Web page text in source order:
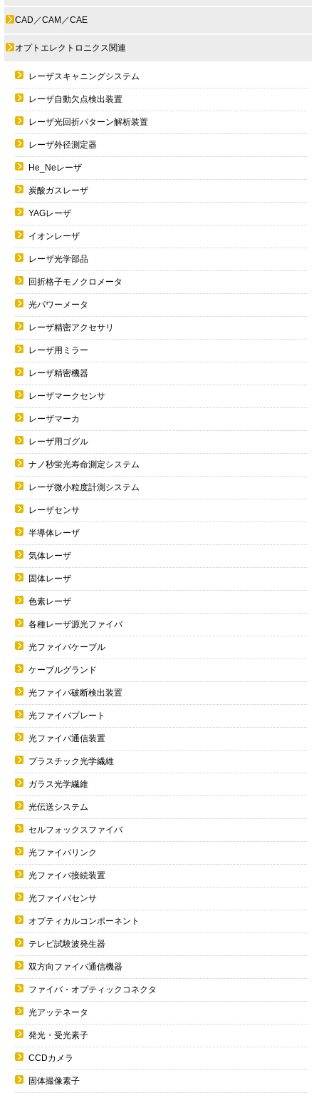
CAD／CAM／CAE
オプトエレクトロニクス関連
レーザスキャニングシステム
レーザ自動欠点検出装置
レーザ光回折パターン解析装置
レーザ外径測定器
He_Neレーザ
炭酸ガスレーザ
YAGレーザ
イオンレーザ
レーザ光学部品
回折格子モノクロメータ
光パワーメータ
レーザ精密アクセサリ
レーザ用ミラー
レーザ精密機器
レーザマークセンサ
レーザマーカ
レーザ用ゴグル
ナノ秒蛍光寿命測定システム
レーザ微小粒度計測システム
レーザセンサ
半導体レーザ
気体レーザ
固体レーザ
色素レーザ
各種レーザ源光ファイバ
光ファイバケーブル
ケーブルグランド
光ファイバ破断検出装置
光ファイバプレート
光ファイバ通信装置
プラスチック光学繊維
ガラス光学繊維
光伝送システム
セルフォックスファイバ
光ファイバリンク
光ファイバ接続装置
光ファイバセンサ
オプティカルコンポーネント
テレビ試験波発生器
双方向ファイバ通信機器
ファイバ・オプティックコネクタ
光アッテネータ
発光・受光素子
CCDカメラ
固体撮像素子